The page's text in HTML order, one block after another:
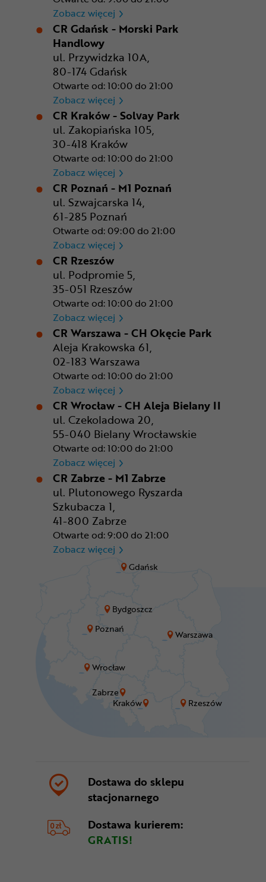
Bydgoszcz
Gdańsk
Kraków
Poznań
Rzeszów
Warszawa
Wrocław
Zabrze
Zobacz więcej CR Bydgoszcz - Comfy Park
CR Gdańsk - Morski Park
Handlowy
ul. Przywidzka 10A,
80-174 Gdańsk
Otwarte od: 10:00 do 21:00
Zobacz więcej CR Gdańsk - Morski Park
CR Kraków - Solvay Park
ul. Zakopiańska 105,
30-418 Kraków
Otwarte od: 10:00 do 21:00
Zobacz więcej CR Kraków - Solvay Park
CR Poznań - M1 Poznań
ul. Szwajcarska 14,
61-285 Poznań
Otwarte od: 09:00 do 21:00
Zobacz więcej CR Poznań - M1 Poznań
CR Rzeszów
ul. Podpromie 5,
35-051 Rzeszów
Otwarte od: 10:00 do 21:00
Zobacz więcej CR Rzeszów
CR Warszawa - CH Okęcie Park
Aleja Krakowska 61,
02-183 Warszawa
Otwarte od: 10:00 do 21:00
Zobacz więcej CR Warszawa - CH Okęcie
CR Wrocław - CH Aleja Bielany II
ul. Czekoladowa 20,
55-040 Bielany Wrocławskie
Otwarte od: 10:00 do 21:00
Zobacz więcej CR Wrocław - CH Aleja
CR Zabrze - M1 Zabrze
ul. Plutonowego Ryszarda
Szkubacza 1,
41-800 Zabrze
Otwarte od: 9:00 do 21:00
Zobacz więcej CR Zabrze - M1 Zabrze
Dostawa do sklepu
stacjonarnego
Dostawa kurierem:
GRATIS!